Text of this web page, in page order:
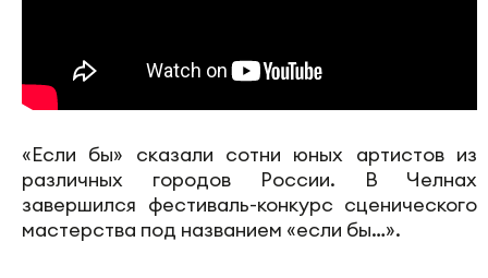
«Если бы» сказали сотни юных артистов из
различных городов России. В Челнах
завершился фестиваль-конкурс сценического
мастерства под названием «если бы…».